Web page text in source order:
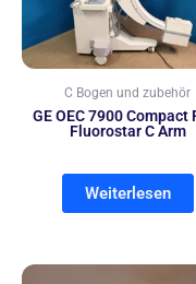
C Bogen und zubehör
GE OEC 7900 Compact
Fluorostar C Arm
Weiterlesen